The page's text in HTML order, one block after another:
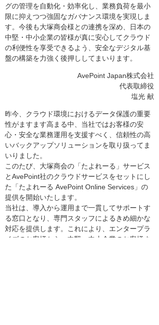
グの管理を自動化・効率化し、業務負荷を最小
限に抑えつつ強固なガバナンス環境を実現しま
す。今後も大塚商会様との連携を深め、日本の
中堅・中小企業の皆様が真に安心してクラウド
の利便性を享受できるよう、安全なデジタル基
盤の構築を力強く後押ししてまいります。
AvePoint Japan株式会社
代表取締役
塩光 献
昨今、クラウド環境におけるデータ保護の重要
性がますます高まる中、当社ではお客様の安
心・安全な業務運用を支援すべく、信頼性の高
いバックアップソリューションを取り扱ってま
いりました。
このたび、大塚商会の「たよれーる」サービス
とAvePoint社のクラウドサービスをセットにし
た「たよれーる AvePoint Online Services」の
提供を開始いたします。
当社は、導入から運用まで一貫してサポートす
る窓口となり、専門スタッフによるきめ細かな
対応を提供します。これにより、エンタープラ
イズのお客様から、中堅・中小企業のお客様ま